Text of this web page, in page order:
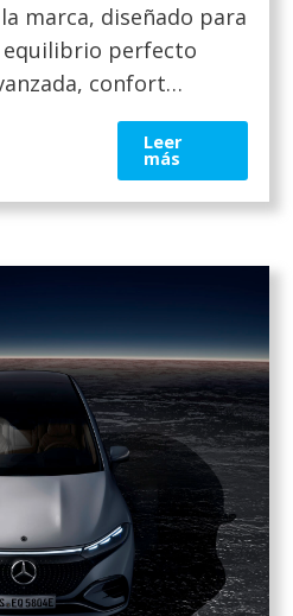
marca, diseñado para
equilibrio perfecto
confort
de adaptación a
vida. Dentro de la
el GLE
equilibrada,
Leer
más